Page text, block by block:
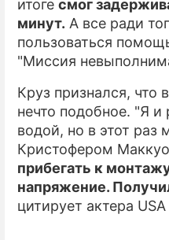
итоге смог
минут. А все ради
пользоваться
"Миссия
Круз признался, что
нечто подобное. "Я
водой, но в этот
Кристофером
прибегать к
напряжение.
цитирует актера